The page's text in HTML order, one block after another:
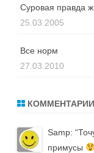
Суровая правда
25.03.2005
Все норм
27.03.2010
КОММЕНТАРИИ
Samp: “
примусы